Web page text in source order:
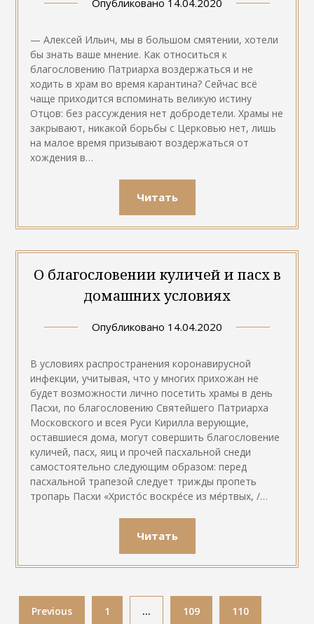
Опубликовано 14.04.2020
— Алексей Ильич, мы в большом смятении, хотели
бы знать ваше мнение. Как относиться к
благословению Патриарха воздержаться и не
ходить в храм во время карантина? Сейчас всё
чаще приходится вспоминать великую истину
Отцов: без рассуждения нет добродетели. Храмы не
закрывают, никакой борьбы с Церковью нет, лишь
на малое время призывают воздержаться от
хождения в…
Читать
О благословении куличей и пасх в
домашних условиях
Опубликовано 14.04.2020
В условиях распространения коронавирусной
инфекции, учитывая, что у многих прихожан не
будет возможности лично посетить храмы в день
Пасхи, по благословению Святейшего Патриарха
Московского и всея Руси Кирилла верующие,
оставшиеся дома, могут совершить благословение
куличей, пасх, яиц и прочей пасхальной снеди
самостоятельно следующим образом: перед
пасхальной трапезой следует трижды пропеть
тропарь Пасхи «Христо́с воскре́се из ме́ртвых, /…
Читать
Previous 1 … 109 110